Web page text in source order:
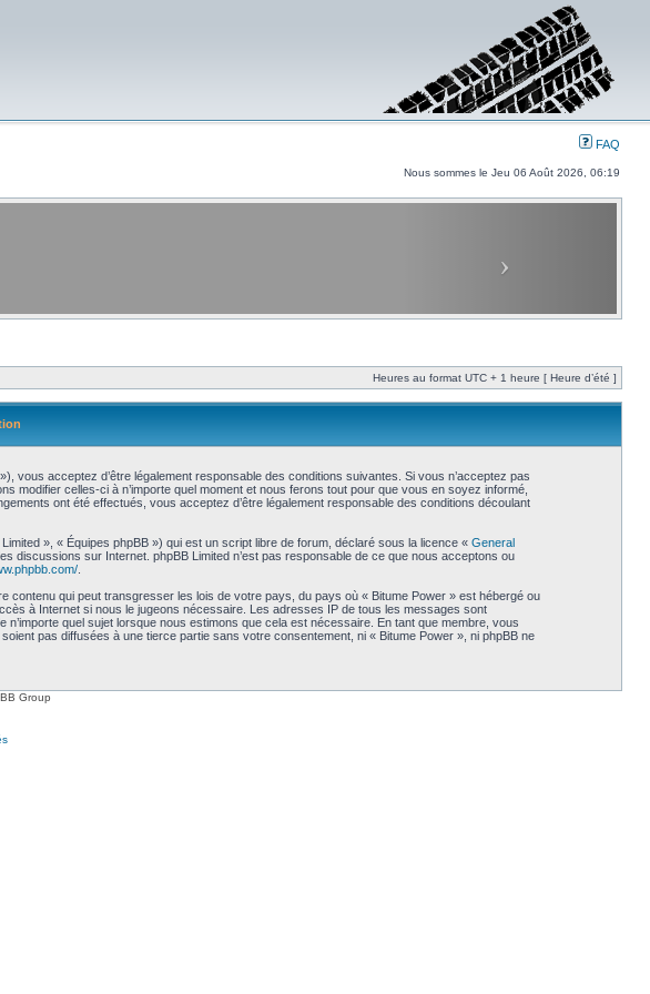
FAQ
Nous sommes le Jeu 06 Août 2026, 06:19
Heures au format UTC + 1 heure [ Heure d’été ]
vous acceptez d’être légalement responsable des conditions suivantes. Si vous n’acceptez pas
modifier celles-ci à n’importe quel moment et nous ferons tout pour que vous en soyez informé,
ont été effectués, vous acceptez d’être légalement responsable des conditions découlant
», « Équipes phpBB ») qui est un script libre de forum, déclaré sous la licence « General
discussions sur Internet. phpBB Limited n’est pas responsable de ce que nous acceptons ou
.
qui peut transgresser les lois de votre pays, du pays où « Bitume Power » est hébergé ou
à Internet si nous le jugeons nécessaire. Les adresses IP de tous les messages sont
quel sujet lorsque nous estimons que cela est nécessaire. En tant que membre, vous
pas diffusées à une tierce partie sans votre consentement, ni « Bitume Power », ni phpBB ne
Group